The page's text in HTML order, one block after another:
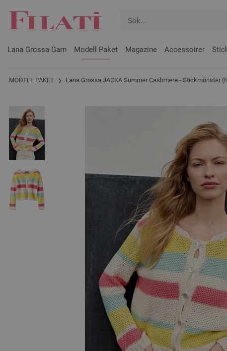
Lana Grossa Garn Modell Paket Magazine Accessoirer
MODELL PAKET Lana Grossa JACKA Summer Cashmere - Stickmönster